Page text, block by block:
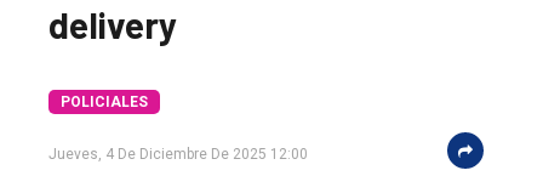
delivery
POLICIALES
Jueves, 4 De Diciembre De 2025 12:00